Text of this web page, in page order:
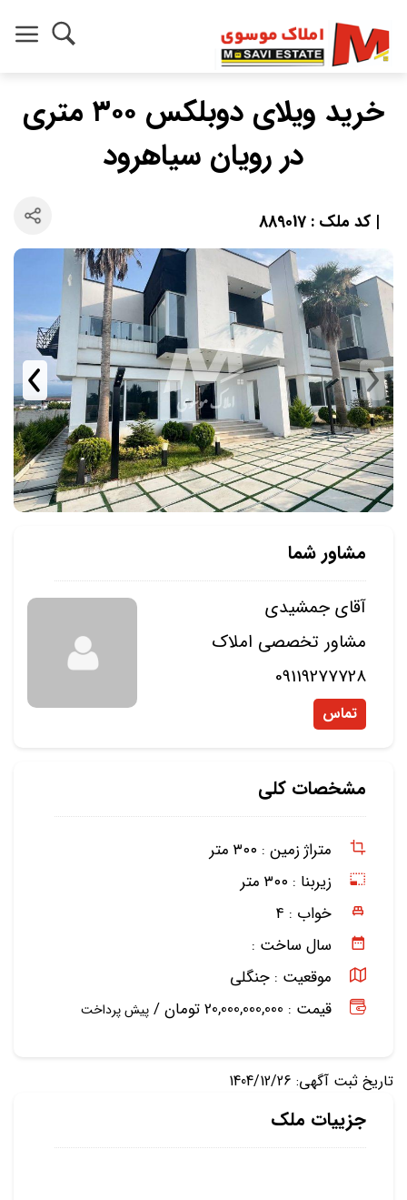
خرید ویلای دوبلکس ۳۰۰ متری
در رویان سیاهرود
| کد ملک : 889017
مشاور شما
آقای جمشیدی
مشاور تخصصی املاک
09119277728
تماس
مشخصات کلی
متراژ زمین : ۳۰۰ متر
زیربنا : ۳۰۰ متر
خواب : ۴
سال ساخت :
موقعیت : جنگلی
قیمت : 20,000,000,000 تومان /
پیش پرداخت
تاریخ ثبت آگهی: 1404/12/26
جزییات ملک